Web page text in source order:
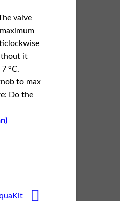
valve
it
°C.
to max
Do the
)